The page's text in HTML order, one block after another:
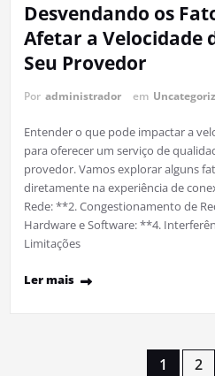
Desvendando os
Afetar a Velocidade
Seu Provedor
Por administrador em
Entender o que pode impactar a
para oferecer um serviço de
provedor. Vamos explorar alguns
diretamente na experiência de
Rede: **2. Congestionamento de
Hardware e Software: **4.
Limitações
Ler mais
1 2